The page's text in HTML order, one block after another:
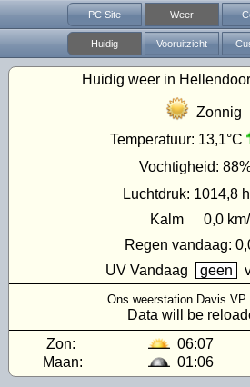
PC Site Weer
Huidig Vooruitzicht
Huidig weer in
Zonnig
Temperatuur: 13,1°C
Vochtigheid:
Luchtdruk: 1014,8
Kalm
0,0
Regen vandaag:
UV Vandaag geen
Ons weerstation Davis VP
Data will be
Zon:
06:07
Maan:
01:06